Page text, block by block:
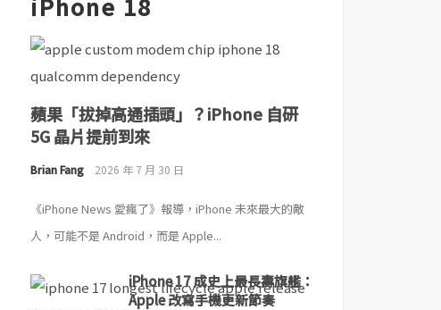
蘋果「拔掉高通插頭」？iPhone 自研
5G 晶片提前到來
Brian Fang 2026 年 7 月 30 日
《iPhone News 愛瘋了》報導，iPhone 未來最大的敵
人，可能不是 Android，而是 Apple...
iPhone 17 成史上最長壽旗艦：
Apple 改寫手機更新節奏